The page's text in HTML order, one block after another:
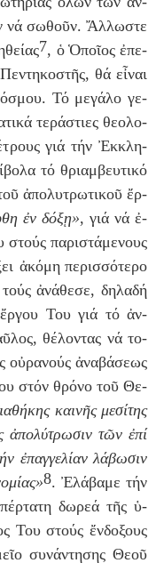
νά σω­θοῦν. Ἄλλωστε
7, ὁ Ὁ­ποῖ­ος ἐ­πε­
θά εἶναι
Τό με­γά­λο γε­
τε­ρά­στι­ες θε­ο­λο­
γιά τήν Ἐκ­κλη­
τό θρι­αμ­βευ­τι­κό
ῦ ἀ­πο­λυ­τρω­τι­κοῦ ἔρ­
ἐν δό­ξῃ», γιά νά ἐ­
στούς πα­ρι­στά­με­νους
ἀκόμη πε­ρισ­σό­τε­ρο
τούςἀ­νά­θε­σε, δη­λα­δή
ἔρ­γου Του γι­ά τό ἀν­
θέ­λο­ντας νά το­
ς οὐ­ρα­νούςἀ­να­βά­σεως
στόν θρό­νο τοῦ Θε­
και­νῆς με­σί­της
ἀ­πο­λύ­τρω­σιντῶνἐ­πί
ἐ­παγ­γε­λί­ανλά­βω­σιν
8. Ἐλά­βα­με τήν
δω­ρε­ά τῆς ὑ­
Του στούςἔν­δο­ξους
συ­νά­ντη­σης Θε­οῦ